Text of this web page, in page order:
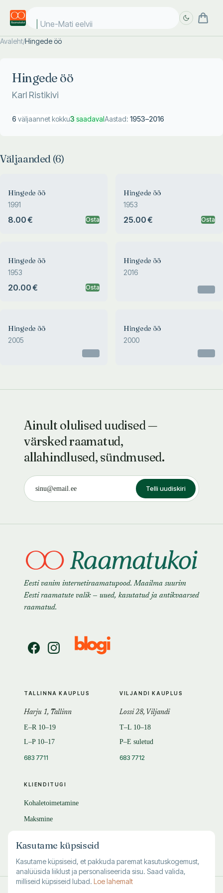
Une-Mati eelviim
Avaleht/Hingede öö
Hingede öö
Karl Ristikivi
6 väljaannet kokku3 saadavalAastad: 1953–2016
Väljaanded (6)
Hingede öö
1991
8.00 € Osta
Hingede öö
1953
25.00 € Osta
Hingede öö
1953
20.00 € Osta
Hingede öö
2016
Hingede öö
2005
Hingede öö
2000
Ainult olulised uudised —
värsked raamatud,
allahindlused, sündmused.
Telli uudiskiri
Eesti vanim internetiraamatupood. Maailma suurim
Eesti raamatute valik — uued, kasutatud ja antikvaarsed
raamatud.
KLIENDITUGI
Kohaletoimetamine
Maksmine
KKK
TALLINNA KAUPLUS
Harju 1, Tallinn
E–R 10–19
L–P 10–17
683 7711
VILJANDI KAUPLUS
Lossi 28, Viljandi
T–L 10–18
P–E suletud
683 7712
Kasutame küpsiseid
Kasutame küpsiseid, et pakkuda paremat kasutuskogemust,
analüüsida liiklust ja personaliseerida sisu. Saad valida,
milliseid küpsiseid lubad. Loe lahemalt